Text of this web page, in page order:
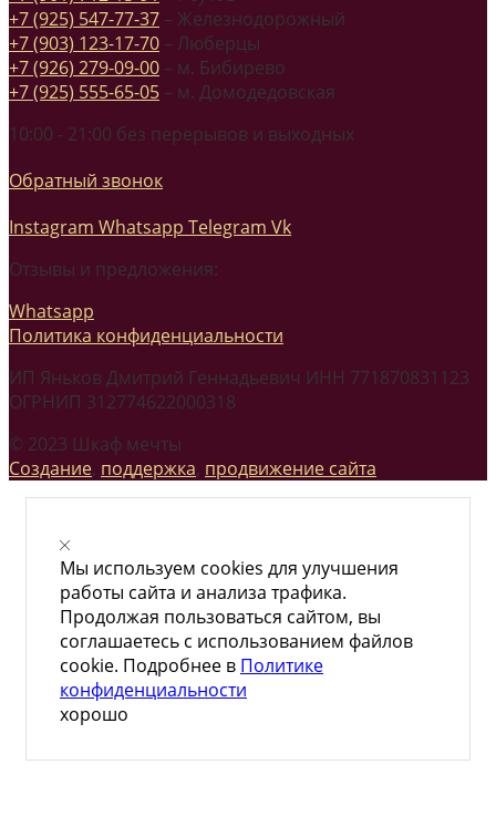
+7 (925) 547-77-37 – Железнодорожный
+7 (903) 123-17-70 – Люберцы
+7 (926) 279-09-00 – м. Бибирево
+7 (925) 555-65-05 – м. Домодедовская
10:00 - 21:00 без перерывов и выходных
Обратный звонок
Instagram Whatsapp Telegram Vk
Отзывы и предложения:
Whatsapp
Политика конфиденциальности
ИП Яньков Дмитрий Геннадьевич ИНН 771870831123
ОГРНИП 312774622000318
© 2023 Шкаф мечты
Создание, поддержка, продвижение сайта
Мы используем cookies для улучшения
работы сайта и анализа трафика.
Продолжая пользоваться сайтом, вы
соглашаетесь с использованием файлов
cookie. Подробнее в Политике
конфиденциальности
хорошо